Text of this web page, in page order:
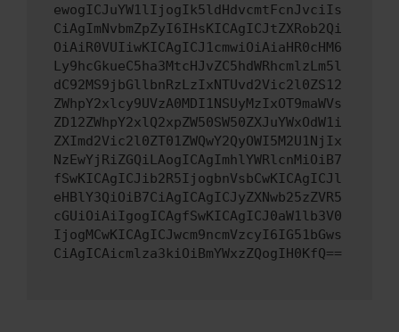
ewogICJuYW1lIjogIk5ldHdvcmtFcnJvciIs
CiAgImNvbmZpZyI6IHsKICAgICJtZXRob2Qi
OiAiR0VUIiwKICAgICJ1cmwiOiAiaHR0cHM6
Ly9hcGkueC5ha3MtcHJvZC5hdWRhcmlzLm5l
dC92MS9jbGllbnRzLzIxNTUvd2Vic2l0ZS12
ZWhpY2xlcy9UVzA0MDI1NSUyMzIxOT9maWVs
ZD12ZWhpY2xlQ2xpZW50SW50ZXJuYWxOdW1i
ZXImd2Vic2l0ZT01ZWQwY2QyOWI5M2U1NjIx
NzEwYjRiZGQiLAogICAgImhlYWRlcnMiOiB7
fSwKICAgICJib2R5IjogbnVsbCwKICAgICJl
eHBlY3QiOiB7CiAgICAgICJyZXNwb25zZVR5
cGUiOiAiIgogICAgfSwKICAgICJ0aW1lb3V0
IjogMCwKICAgICJwcm9ncmVzcyI6IG51bGws
CiAgICAicmlza3kiOiBmYWxzZQogIH0KfQ==